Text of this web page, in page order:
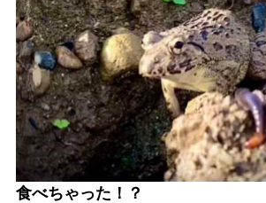
食べちゃった！？